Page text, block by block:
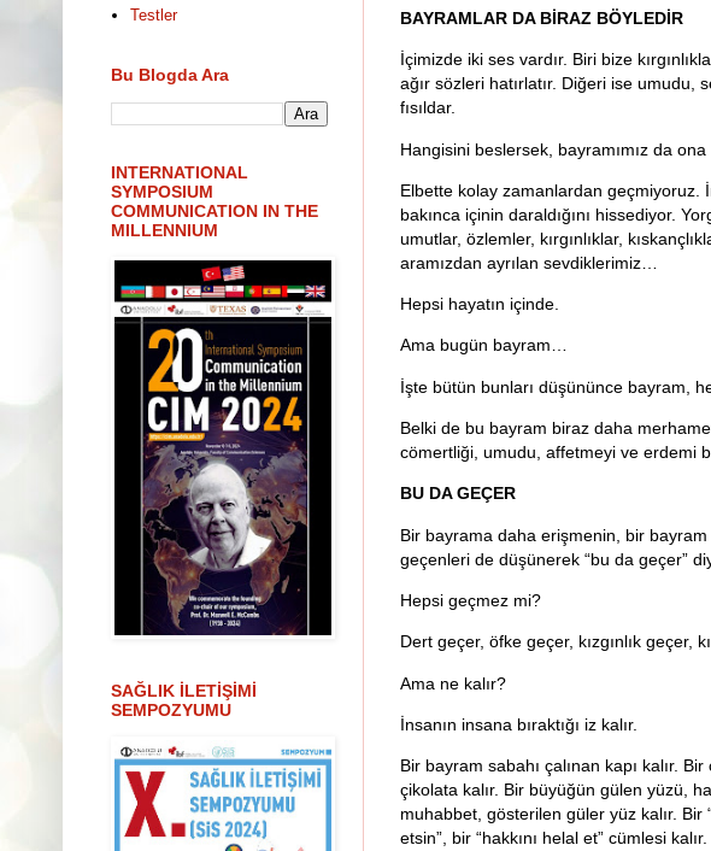
BAYRAMLAR DA BİRAZ BÖYLEDİR
İçimizde iki ses vardır. Biri bize
ağır sözleri hatırlatır. Diğeri ise umudu,
fısıldar.
Hangisini beslersek, bayramımız da ona
Elbette kolay zamanlardan geçmiyoruz.
bakınca içinin daraldığını hissediyor.
umutlar, özlemler, kırgınlıklar,
aramızdan ayrılan sevdiklerimiz…
Hepsi hayatın içinde.
Ama bugün bayram…
İşte bütün bunları düşününce bayram,
Belki de bu bayram biraz daha
cömertliği, umudu, affetmeyi ve erdemi
BU DA GEÇER
Bir bayrama daha erişmenin, bir
geçenleri de düşünerek “bu da geçer”
Hepsi geçmez mi?
Dert geçer, öfke geçer, kızgınlık geçer,
Ama ne kalır?
İnsanın insana bıraktığı iz kalır.
Bir bayram sabahı çalınan kapı kalır.
çikolata kalır. Bir büyüğün gülen yüzü,
muhabbet, gösterilen güler yüz kalır. Bir
etsin”, bir “hakkını helal et” cümlesi kalır.
Testler
Bu Blogda Ara
INTERNATIONAL
SYMPOSIUM
COMMUNICATION IN THE
MILLENNIUM
SAĞLIK İLETİŞİMİ
SEMPOZYUMU